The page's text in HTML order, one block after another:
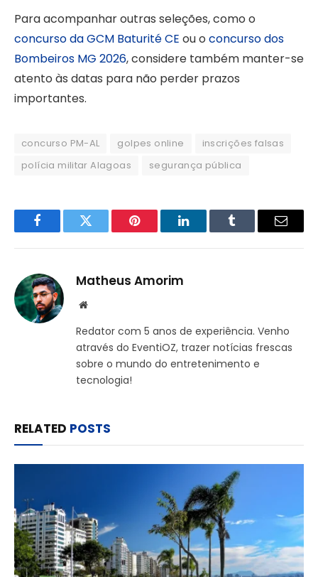
Para acompanhar outras seleções, como o
concurso da GCM Baturité CE ou o concurso dos
Bombeiros MG 2026, considere também manter-se
atento às datas para não perder prazos
importantes.
concurso PM-AL golpes online
inscrições falsas
polícia militar Alagoas
segurança pública
FacebookTwitter Pinterest LinkedInTumblr Email
Matheus Amorim
Website
Redator com 5 anos de experiência. Venho
através do EventiOZ, trazer notícias frescas
sobre o mundo do entretenimento e
tecnologia!
RELATED POSTS